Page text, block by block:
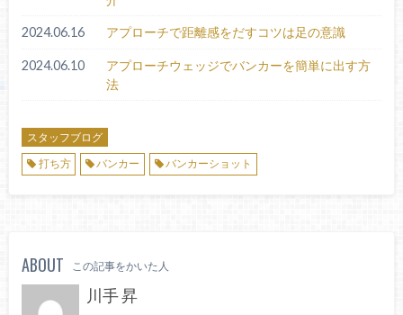
2024.06.16 アプローチで距離感をだすコツは足の意識
2024.06.10
アプローチウェッジでバンカーを簡単に出す方
法
スタッフブログ
打ち方
バンカー バンカーショット
ABOUT この記事をかいた人
川手 昇